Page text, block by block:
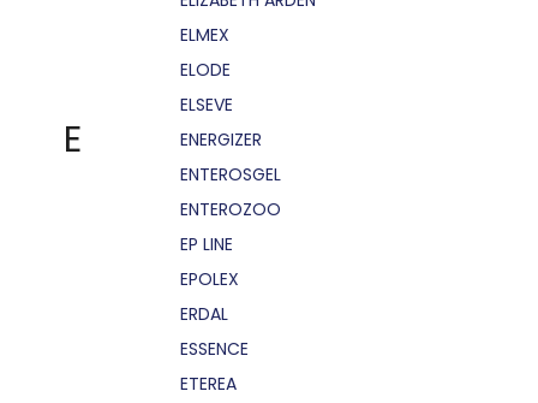
E
ELMEX
ELODE
ELSEVE
ENERGIZER
ENTEROSGEL
ENTEROZOO
EP LINE
EPOLEX
ERDAL
ESSENCE
ETEREA